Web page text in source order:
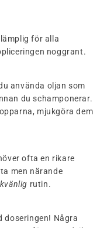
för alla
noggrant.
använda oljan som
du schamponerar.
mjukgöra dem
ofta en rikare
men närande
rutin.
doseringen! Några